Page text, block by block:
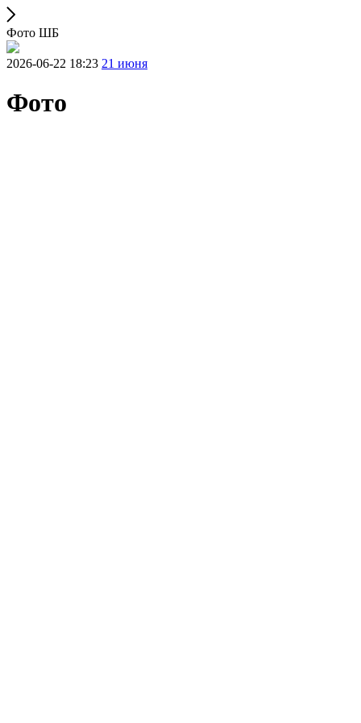
Фото ШБ
2026-06-22 18:23 21 июня
Фото